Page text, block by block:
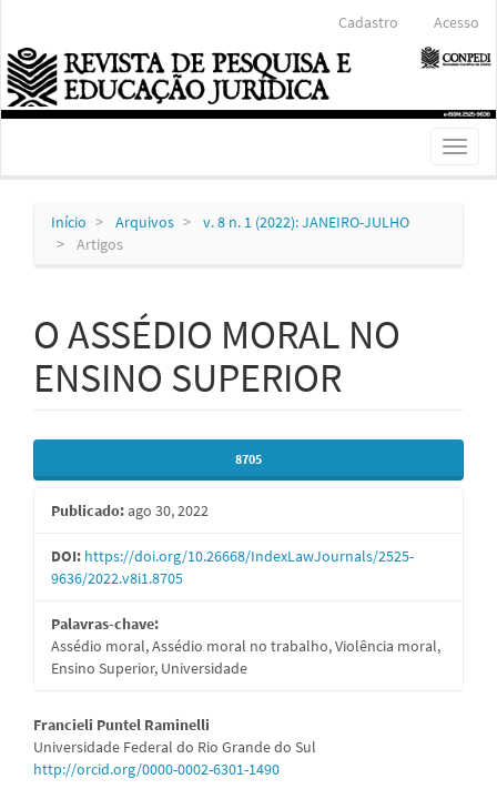
Conteúdo
principal
Barra
Lateral
Cadastro Acesso
Toggle
Início Arquivos
v. 8 n. 1 (2022): JANEIRO-JULHO
Artigos
O ASSÉDIO MORAL NO
ENSINO SUPERIOR
Barra
lateral
de
artigos
8705
Publicado:ago 30, 2022
DOI: https://doi.org/10.26668/IndexLawJournals/2525-
9636/2022.v8i1.8705
Palavras-chave:
Assédio moral, Assédio moral no trabalho, Violência moral,
Ensino Superior, Universidade
Conteúdo
do
Francieli Puntel Raminelli
Universidade Federal do Rio Grande do Sul
http://orcid.org/0000-0002-6301-1490